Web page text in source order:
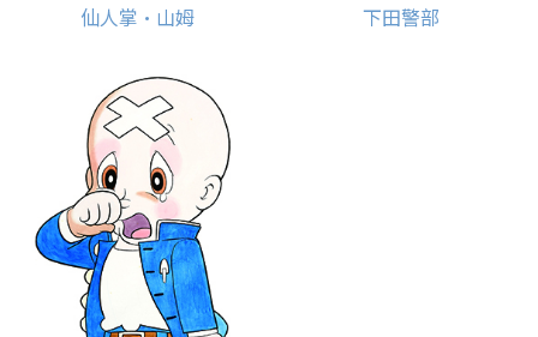
仙人掌・山姆 下田警部